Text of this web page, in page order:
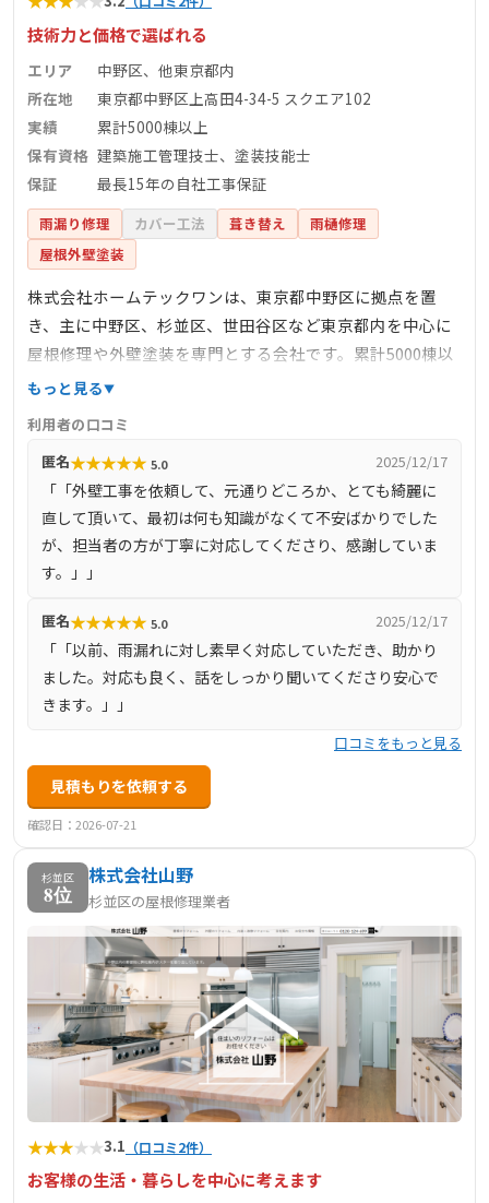
技術力と価格で選ばれる
エリア
中野区、他東京都内
所在地
東京都中野区上高田4-34-5 スクエア102
実績
累計5000棟以上
保有資格 建築施工管理技士、塗装技能士
保証
最長15年の自社工事保証
雨漏り修理 カバー工法 葺き替え
雨樋修理
屋根外壁塗装
株式会社ホームテックワンは、東京都中野区に拠点を置
き、主に中野区、杉並区、世田谷区など東京都内を中心に
屋根修理や外壁塗装を専門とする会社です。累計5000棟以
上の施工実績を持ち、建築施工管理技士や塗装技能士など
ンを排除し、低価格で高品質なサービスを提供していま
す。さらに、国土交通大臣指定のJIOリフォーム瑕疵保険や
最長15年の自社工事保証、メーカー保証のトリプル保証を
提供しており、施工後も長期にわたり安心です。
もっと見る
利用者の口コミ
匿名★★★★★ 5.0 2025/12/17
「「外壁工事を依頼して、元通りどころか、とても綺麗に
直して頂いて、最初は何も知識がなくて不安ばかりでした
が、担当者の方が丁寧に対応してくださり、感謝していま
す。」」
匿名★★★★★ 5.0 2025/12/17
「「以前、雨漏れに対し素早く対応していただき、助かり
ました。対応も良く、話をしっかり聞いてくださり安心で
きます。」」
口コミをもっと見る
見積もりを依頼する
確認日：2026-07-21
杉並区
8位
株式会社山野
杉並区の屋根修理業者
★★★★★3.1 （口コミ2件）
お客様の生活・暮らしを中心に考えます